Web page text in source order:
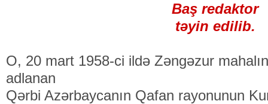
Baş redaktor
təyin edilib.
O, 20 mart 1958-ci ildə Zəngəzur
adlanan
Qərbi Azərbaycanın Qafan rayonunun